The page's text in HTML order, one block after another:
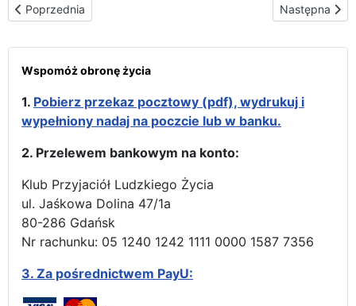
Poprzednia strona: Marsz dla Życia w stolicy Ekwadoru pod
Poprzednia Następna
Następna
Wspomóż obronę życia
1. Pobierz przekaz pocztowy (pdf), wydrukuj i
wypełniony nadaj na poczcie lub w banku.
2. Przelewem bankowym na konto:
Klub Przyjaciół Ludzkiego Życia
ul. Jaśkowa Dolina 47/1a
80-286 Gdańsk
Nr rachunku: 05 1240 1242 1111 0000 1587 7356
3. Za pośrednictwem PayU: